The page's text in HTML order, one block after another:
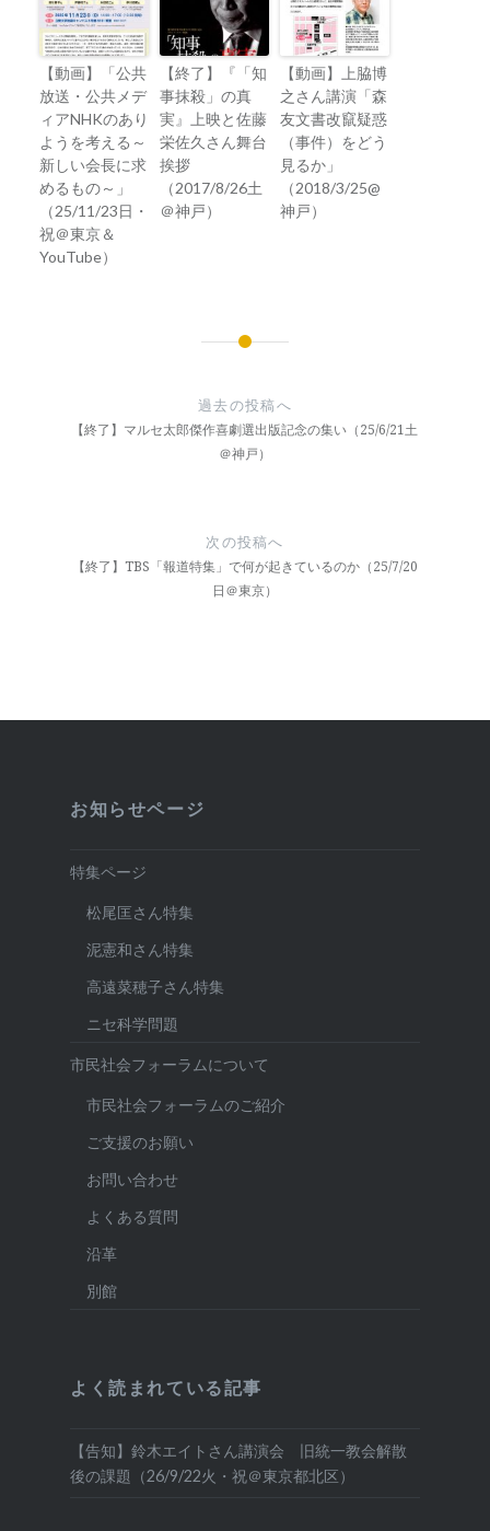
【動画】「公共
放送・公共メデ
ィアNHKのあり
ようを考える～
新しい会長に求
めるもの～」
（25/11/23日・
祝＠東京＆
YouTube）
【終了】『「知
事抹殺」の真
実』上映と佐藤
栄佐久さん舞台
挨拶
（2017/8/26土
＠神戸）
【動画】上脇博
之さん講演「森
友文書改竄疑惑
（事件）をどう
見るか」
（2018/3/25@
神戸）
過去の投稿へ
【終了】マルセ太郎傑作喜劇選出版記念の集い（25/6/21土
＠神戸）
次の投稿へ
【終了】TBS「報道特集」で何が起きているのか（25/7/20
日＠東京）
お知らせページ
特集ページ
松尾匡さん特集
泥憲和さん特集
高遠菜穂子さん特集
ニセ科学問題
市民社会フォーラムについて
市民社会フォーラムのご紹介
ご支援のお願い
お問い合わせ
よくある質問
沿革
別館
よく読まれている記事
【告知】鈴木エイトさん講演会 旧統一教会解散
後の課題（26/9/22火・祝＠東京都北区）